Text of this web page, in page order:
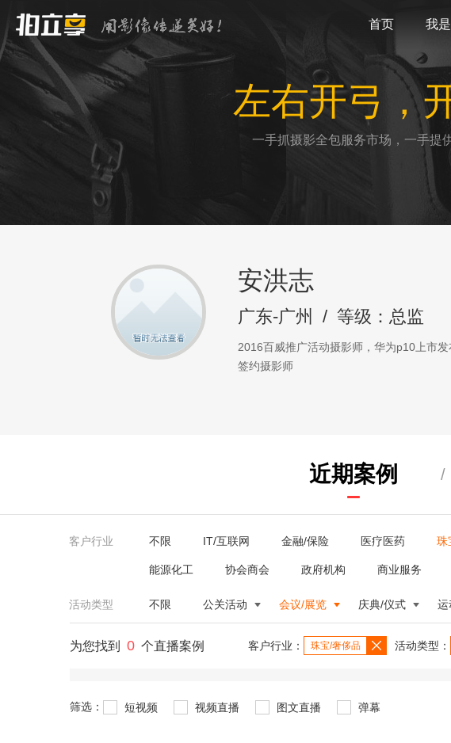
首页 我
左右开弓，
一手抓摄影全包服务市场，一手提
安洪志
广东-广州 / 等级：总监
2016百威推广活动摄影师，华为p10上市
签约摄影师
近期案例 /
客户行业 不限 IT/互联网 金融/保险 医疗医药 珠
能源化工 协会商会 政府机构 商业服务
活动类型 不限 公关活动 会议/展览 庆典/仪式 运
为您找到 0 个直播案例 客户行业： 珠宝/奢侈品 活动类型：
筛选： 短视频 视频直播 图文直播 弹幕